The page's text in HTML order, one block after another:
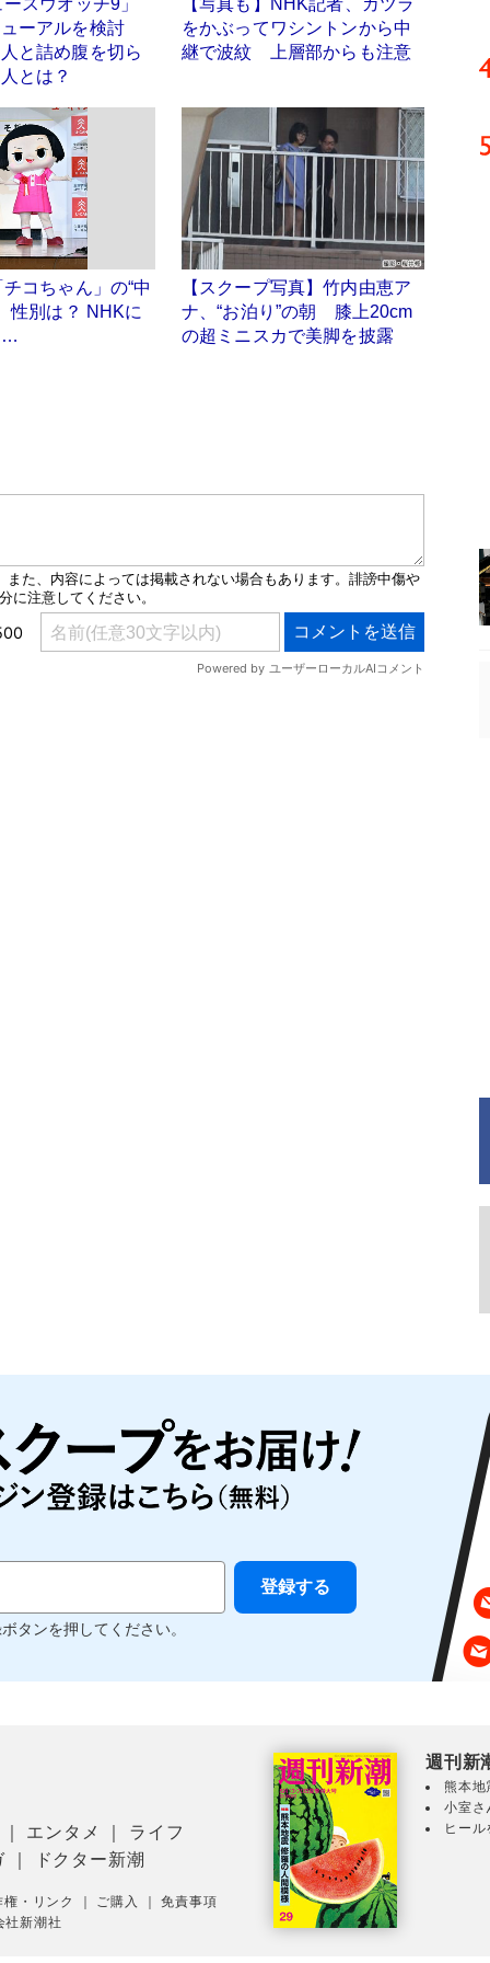
ーアルを検討
と詰め腹を切ら
とは？
をかぶってワシントンから中
継で波紋 上層部からも注意
コちゃん」の“中
性別は？ NHKに
【スクープ写真】竹内由恵ア
ナ、“お泊り”の朝 膝上20cm
の超ミニスカで美脚を披露
タンを押してください。
エンタメ
ライフ
ドクター新潮
権・リンク ご購入 ｜免責事項
社新潮社
週刊新
熊本
小室
ヒー